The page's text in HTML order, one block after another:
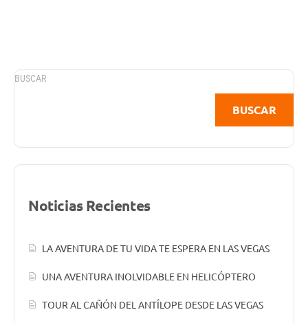
BUSCAR
BUSCAR
Noticias Recientes
LA AVENTURA DE TU VIDA TE ESPERA EN LAS VEGAS
UNA AVENTURA INOLVIDABLE EN HELICÓPTERO
TOUR AL CAÑÓN DEL ANTÍLOPE DESDE LAS VEGAS